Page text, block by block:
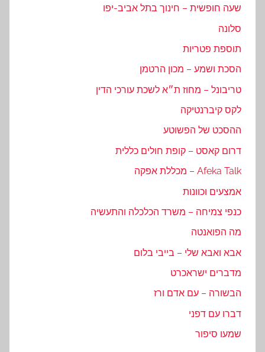
שעה חופשית – חינוך בתל אביב-יפו
סלונה
תוספת פטריות
הסכת ושמע – מכון הרטמן
טריבונל – מחוז ת״א לשכת עורכי הדין
לקס קיברנטיקה
ההסכט של הפשוטע
דרום קאסט – קופת חולים כללית
Afeka Talk – מכללת אפקה
אמצעים וכוונות
כנפי צמיחה – משרד הכלכלה והתעשיה
מה הפואנטה
אבא ואבא שלי – בייבי בלום
מדברים ישראכרט
הבשורה – עם אדם ורז
דברו עם דפני
שמעו סיפור